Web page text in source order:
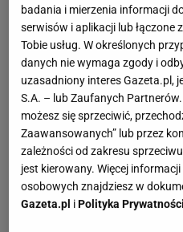
badania i mierzenia informacji
serwisów i aplikacji lub łączone
Tobie usług. W określonych
danych nie wymaga zgody i
uzasadniony interes Gazeta.pl,
S.A. – lub Zaufanych
możesz się sprzeciwić,
Zaawansowanych” lub przez
zależności od zakresu
jest kierowany. Więcej
osobowych znajdziesz w
Gazeta.pl iPolityka